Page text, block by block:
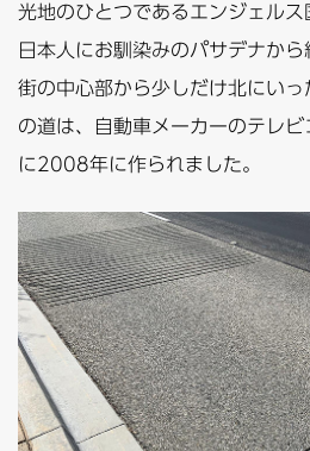
光地のひとつであるエンジェルス
日本人にお馴染みのパサデナから
街の中心部から少しだけ北にい
の道は、自動車メーカーのテレ
に2008年に作られました。